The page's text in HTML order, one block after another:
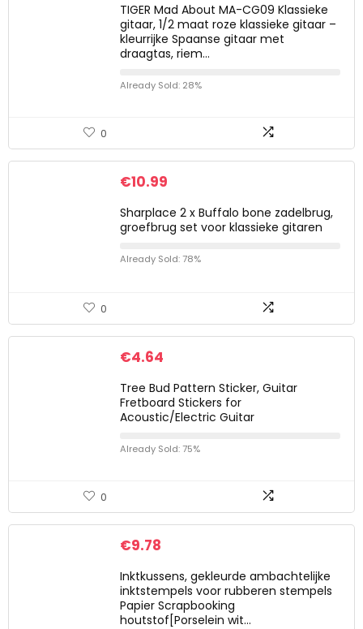
TIGER Mad About MA-CG09 Klassieke
gitaar, 1/2 maat roze klassieke gitaar –
kleurrijke Spaanse gitaar met
draagtas, riem…
Already Sold: 28%
0
€10.99
Sharplace 2 x Buffalo bone zadelbrug,
groefbrug set voor klassieke gitaren
Already Sold: 78%
0
€4.64
Tree Bud Pattern Sticker, Guitar
Fretboard Stickers for
Acoustic/Electric Guitar
Already Sold: 75%
0
€9.78
Inktkussens, gekleurde ambachtelijke
inktstempels voor rubberen stempels
Papier Scrapbooking
houtstof[Porselein wit…